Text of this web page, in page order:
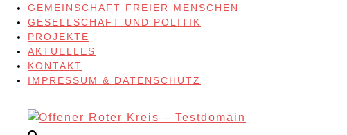
GEMEINSCHAFT FREIER MENSCHEN
GESELLSCHAFT UND POLITIK
PROJEKTE
AKTUELLES
KONTAKT
IMPRESSUM & DATENSCHUTZ